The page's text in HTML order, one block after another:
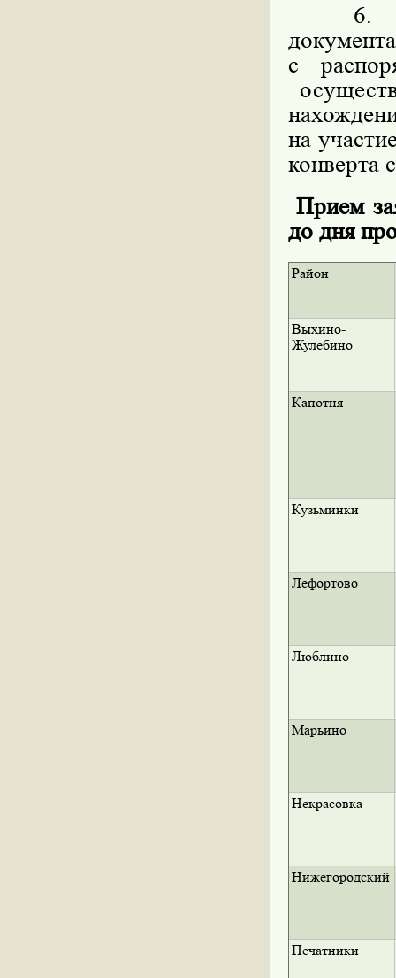
6.
с
на
конверта
Прием
до дня
Район
Выхино-
Жулебино
Капотня
Кузьминки
Лефортово
Люблино
Марьино
Некрасовка
Нижегородский
Печатники